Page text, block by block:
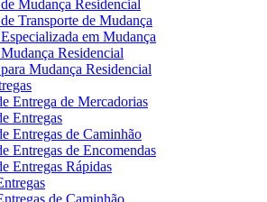
Mudança Residencial
Transporte de Mudança
em Mudança
Residencial
Mudança Residencial
Entrega de Mercadorias
Entregas
Entregas de Caminhão
Entregas de Encomendas
Entregas Rápidas
de Caminhão